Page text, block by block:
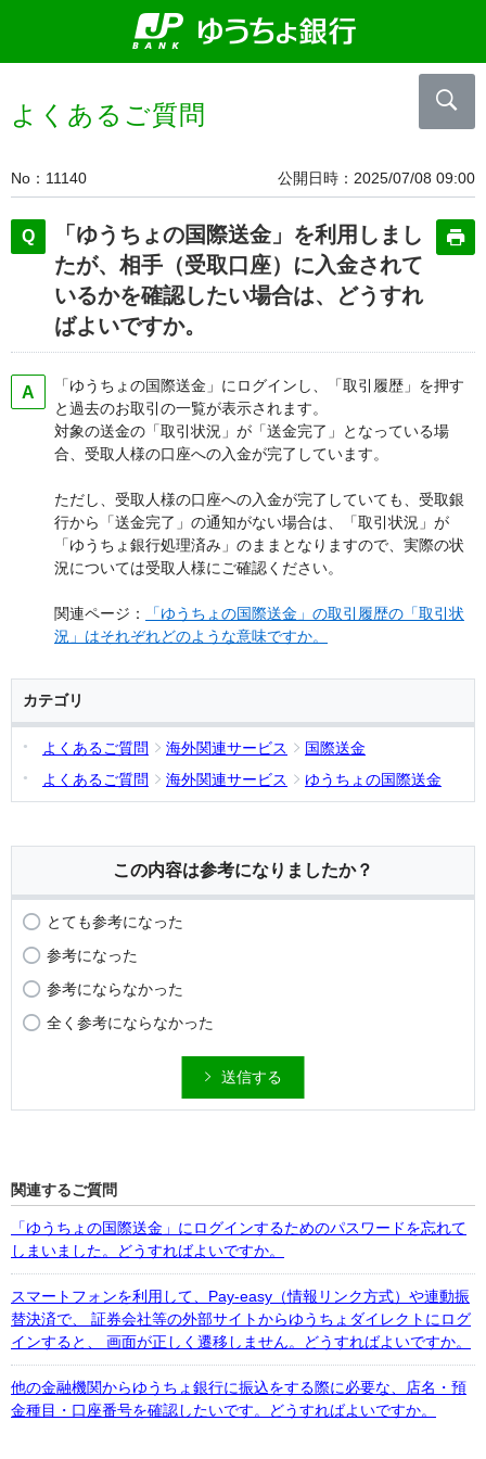
よくあるご質問
No 11140 公開日時 2025/07/08 09:00
「ゆうちょの国際送金」を利用しまし
たが、相手（受取口座）に入金されて
いるかを確認したい場合は、どうすれ
ばよいですか。
「ゆうちょの国際送金」にログインし、「取引履歴」を押す
と過去のお取引の一覧が表示されます。
対象の送金の「取引状況」が「送金完了」となっている場
合、受取人様の口座への入金が完了しています。
ただし、受取人様の口座への入金が完了していても、受取銀
行から「送金完了」の通知がない場合は、「取引状況」が
「ゆうちょ銀行処理済み」のままとなりますので、実際の状
況については受取人様にご確認ください。
関連ページ：
「ゆうちょの国際送金」の取引履歴の「取引状
況」はそれぞれどのような意味ですか。
カテゴリ
よくあるご質問 海外関連サービス
国際送金
よくあるご質問
海外関連サービス ゆうちょの国際送金
この内容は参考になりましたか？
とても参考になった
参考になった
参考にならなかった
全く参考にならなかった
送信する
関連するご質問
「ゆうちょの国際送金」にログインするためのパスワードを忘れて
しまいました。どうすればよいですか。
スマートフォンを利用して、Pay-easy（情報リンク方式）や連動振
替決済で、 証券会社等の外部サイトからゆうちょダイレクトにログ
インすると、 画面が正しく遷移しません。どうすればよいですか。
他の金融機関からゆうちょ銀行に振込をする際に必要な、店名・預
金種目・口座番号を確認したいです。どうすればよいですか。